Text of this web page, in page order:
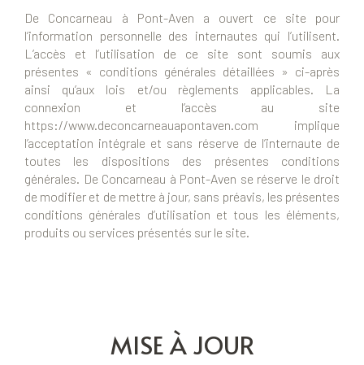
De Concarneau à Pont-Aven a ouvert ce site pour
l’information personnelle des internautes qui l’utilisent.
L’accès et l’utilisation de ce site sont soumis aux
présentes « conditions générales détaillées » ci-après
ainsi qu’aux lois et/ou règlements applicables. La
connexion et l’accès au site
https://www.deconcarneauapontaven.com implique
l’acceptation intégrale et sans réserve de l’internaute de
toutes les dispositions des présentes conditions
générales. De Concarneau à Pont-Aven se réserve le droit
de modifier et de mettre à jour, sans préavis, les présentes
conditions générales d’utilisation et tous les éléments,
produits ou services présentés sur le site.
MISE À JOUR